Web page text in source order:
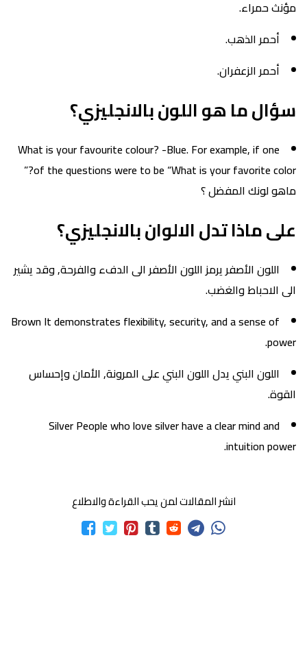
مؤنث حمراء.
أحمر الذهب.
أحمر الزعفران.
سؤال ما هو اللون بالانجليزي؟
What is your favourite colour? -Blue. For example, if one
of the questions were to be “What is your favorite color?”
ماهو لونك المفضل ؟
على ماذا تدل الالوان بالانجليزي؟
اللون الأصفر يرمز اللون الأصفر الى الدفء والفرحة, وقد يشير
الى الاحباط والغضب.
Brown It demonstrates flexibility, security, and a sense of
power.
اللون البني يدل اللون البني على المرونة, الأمان وإحساس
القوة.
Silver People who love silver have a clear mind and
intuition power.
انشر المقالات لمن يحب القراءة والاطلاع